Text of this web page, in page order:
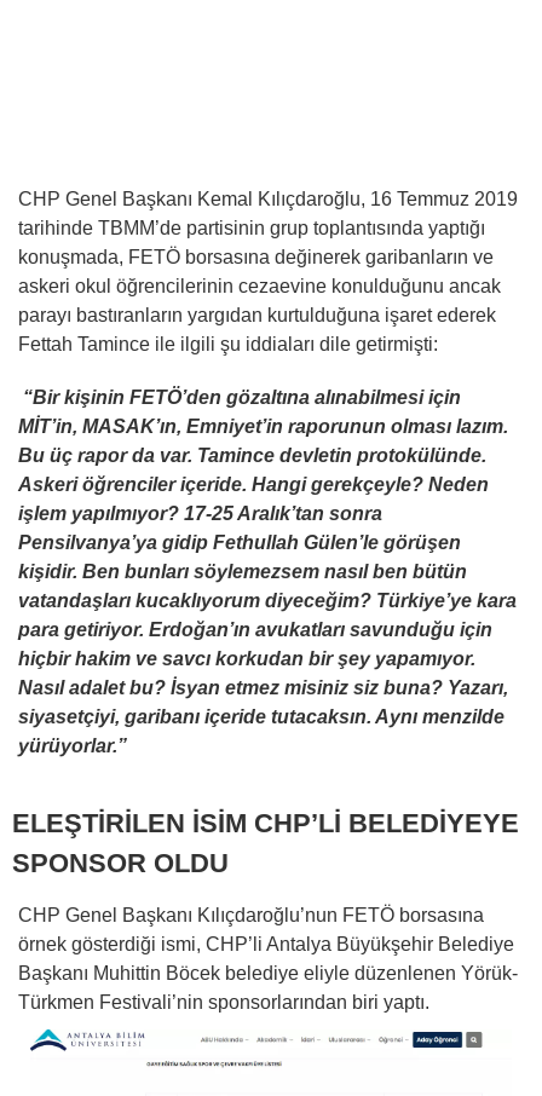
CHP Genel Başkanı Kemal Kılıçdaroğlu, 16 Temmuz 2019
tarihinde TBMM’de partisinin grup toplantısında yaptığı
konuşmada, FETÖ borsasına değinerek garibanların ve
askeri okul öğrencilerinin cezaevine konulduğunu ancak
parayı bastıranların yargıdan kurtulduğuna işaret ederek
Fettah Tamince ile ilgili şu iddiaları dile getirmişti:
“Bir kişinin FETÖ’den gözaltına alınabilmesi için
MİT’in, MASAK’ın, Emniyet’in raporunun olması lazım.
Bu üç rapor da var. Tamince devletin protokülünde.
Askeri öğrenciler içeride. Hangi gerekçeyle? Neden
işlem yapılmıyor? 17-25 Aralık’tan sonra
Pensilvanya’ya gidip Fethullah Gülen’le görüşen
kişidir. Ben bunları söylemezsem nasıl ben bütün
vatandaşları kucaklıyorum diyeceğim? Türkiye’ye kara
para getiriyor. Erdoğan’ın avukatları savunduğu için
hiçbir hakim ve savcı korkudan bir şey yapamıyor.
Nasıl adalet bu? İsyan etmez misiniz siz buna? Yazarı,
siyasetçiyi, garibanı içeride tutacaksın. Aynı menzilde
yürüyorlar.”
ELEŞTİRİLEN İSİM CHP’Lİ BELEDİYEYE
SPONSOR OLDU
CHP Genel Başkanı Kılıçdaroğlu’nun FETÖ borsasına
örnek gösterdiği ismi, CHP’li Antalya Büyükşehir Belediye
Başkanı Muhittin Böcek belediye eliyle düzenlenen Yörük-
Türkmen Festivali’nin sponsorlarından biri yaptı.